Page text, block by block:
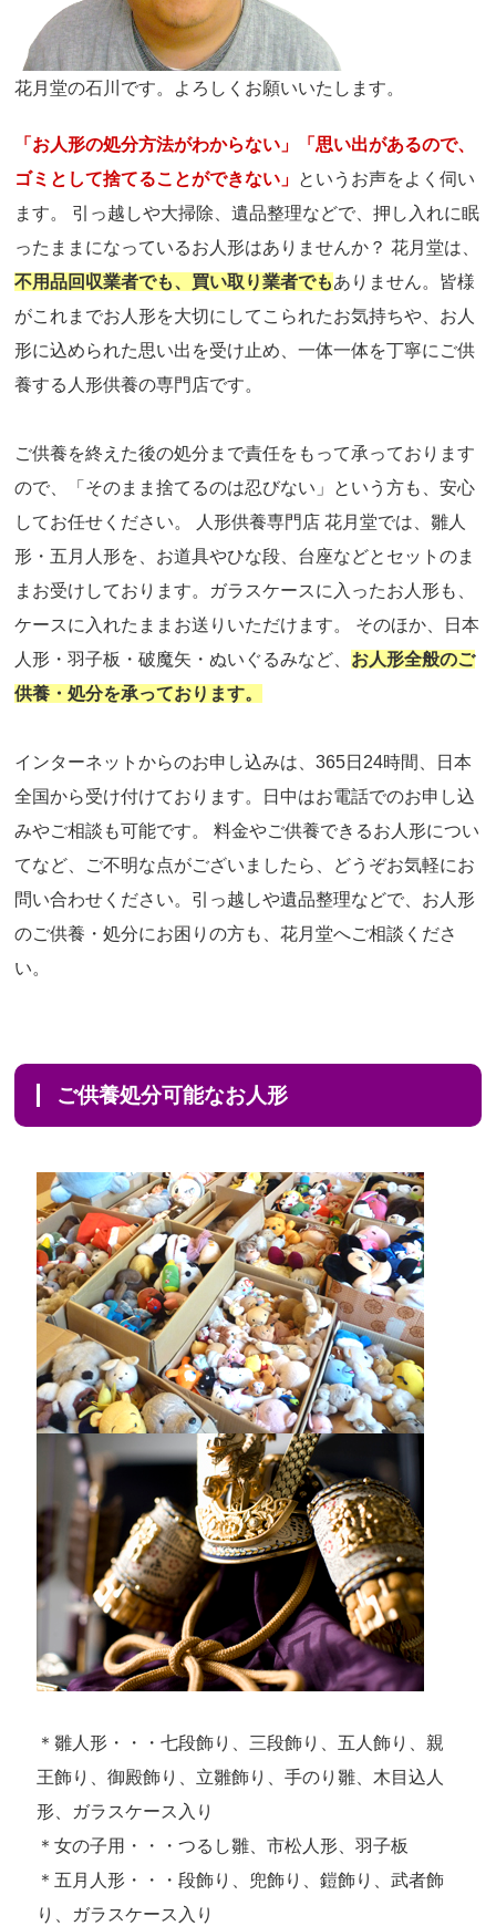
花月堂の石川です。よろしくお願いいたします。
「お人形の処分方法がわからない」「思い出があるので、
ゴミとして捨てることができない」 というお声をよく伺い
ます。 引っ越しや大掃除、遺品整理などで、押し入れに眠
ったままになっているお人形はありませんか？ 花月堂は、
不用品回収業者でも、買い取り業者でもありません。皆様
がこれまでお人形を大切にしてこられたお気持ちや、お人
形に込められた思い出を受け止め、一体一体を丁寧にご供
養する人形供養の専門店です。
ご供養を終えた後の処分まで責任をもって承っております
ので、「そのまま捨てるのは忍びない」という方も、安心
してお任せください。 人形供養専門店 花月堂では、雛人
形・五月人形を、お道具やひな段、台座などとセットのま
まお受けしております。ガラスケースに入ったお人形も、
ケースに入れたままお送りいただけます。 そのほか、日本
人形・羽子板・破魔矢・ぬいぐるみなど、 お人形全般のご
供養・処分を承っております。
インターネットからのお申し込みは、365日24時間、日本
全国から受け付けております。日中はお電話でのお申し込
みやご相談も可能です。 料金やご供養できるお人形につい
てなど、ご不明な点がございましたら、どうぞお気軽にお
問い合わせください。引っ越しや遺品整理などで、お人形
のご供養・処分にお困りの方も、花月堂へご相談くださ
い。
ご供養処分可能なお人形
＊雛人形・・・七段飾り、三段飾り、五人飾り、親
王飾り、御殿飾り、立雛飾り、手のり雛、木目込人
形、ガラスケース入り
＊女の子用・・・つるし雛、市松人形、羽子板
＊五月人形・・・段飾り、兜飾り、鎧飾り、武者飾
り、ガラスケース入り